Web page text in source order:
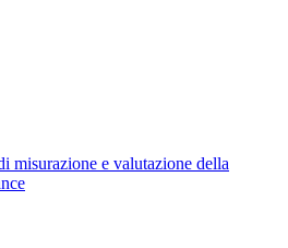
misurazione e valutazione della